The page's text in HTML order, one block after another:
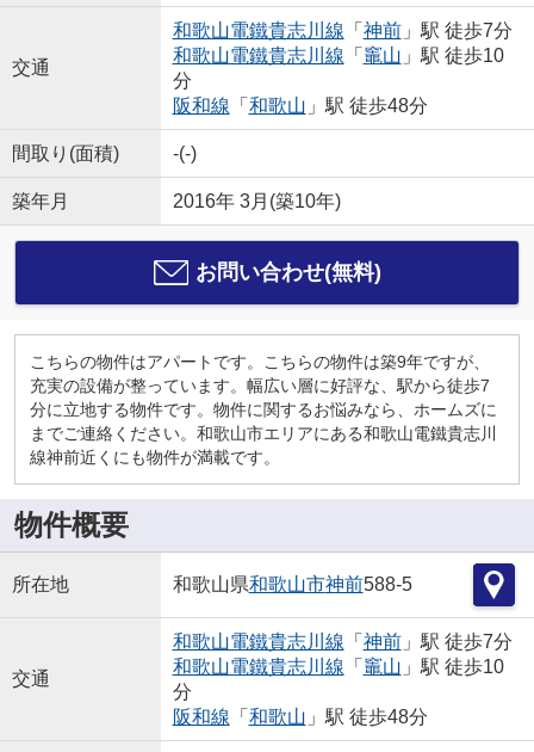
交通
和歌山電鐵貴志川線 「 神前」駅 徒歩7分
和歌山電鐵貴志川線 「 竈山 」駅 徒歩10
分
阪和線 「 和歌山 」駅 徒歩48分
間取り(面積) -(-)
築年月 2016年 3月(築10年)
お問い合わせ(無料)
こちらの物件はアパートです。こちらの物件は築9年ですが、
充実の設備が整っています。幅広い層に好評な、駅から徒歩7
分に立地する物件です。物件に関するお悩みなら、ホームズに
までご連絡ください。和歌山市エリアにある和歌山電鐵貴志川
線神前近くにも物件が満載です。
物件概要
所在地 和歌山県和歌山市神前588-5
交通
和歌山電鐵貴志川線 「 神前」駅 徒歩7分
和歌山電鐵貴志川線 「 竈山 」駅 徒歩10
分
阪和線 「 和歌山 」駅 徒歩48分